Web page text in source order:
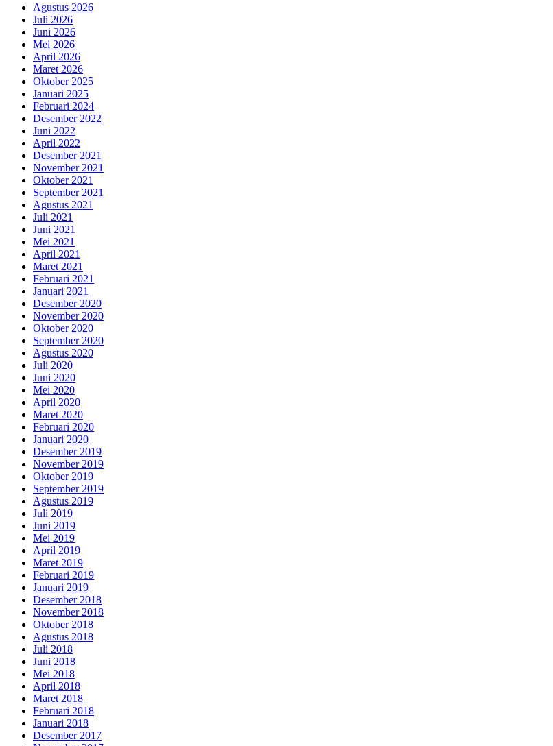
Agustus 2026
Juli 2026
Juni 2026
Mei 2026
April 2026
Maret 2026
Oktober 2025
Januari 2025
Februari 2024
Desember 2022
Juni 2022
April 2022
Desember 2021
November 2021
Oktober 2021
September 2021
Agustus 2021
Juli 2021
Juni 2021
Mei 2021
April 2021
Maret 2021
Februari 2021
Januari 2021
Desember 2020
November 2020
Oktober 2020
September 2020
Agustus 2020
Juli 2020
Juni 2020
Mei 2020
April 2020
Maret 2020
Februari 2020
Januari 2020
Desember 2019
November 2019
Oktober 2019
September 2019
Agustus 2019
Juli 2019
Juni 2019
Mei 2019
April 2019
Maret 2019
Februari 2019
Januari 2019
Desember 2018
November 2018
Oktober 2018
Agustus 2018
Juli 2018
Juni 2018
Mei 2018
April 2018
Maret 2018
Februari 2018
Januari 2018
Desember 2017